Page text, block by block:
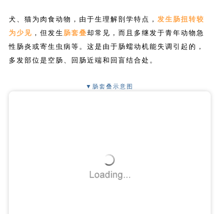
犬、猫为肉食动物，由于生理解剖学特点， 发生肠扭转较
为少见 ，但发生 肠套叠却常见，而且多继发于青年动物急
性肠炎或寄生虫病等。这是由于肠蠕动机能失调引起的，
多发部位是空肠、回肠近端和回盲结合处。
▼肠套叠示意图